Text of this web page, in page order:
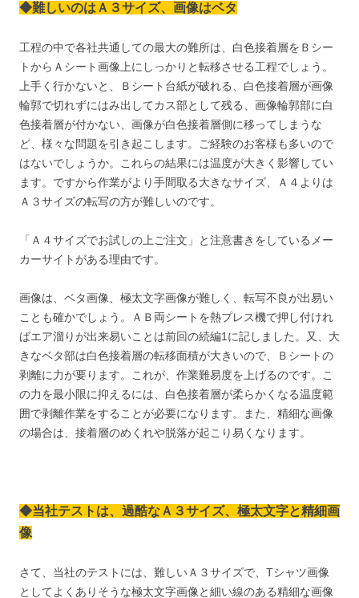
◆難しいのはＡ３サイズ、画像はベタ
工程の中で各社共通しての最大の難所は、白色接着層をＢシー
トからＡシート画像上にしっかりと転移させる工程でしょう。
上手く行かないと、Ｂシート台紙が破れる、白色接着層が画像
輪郭で切れずにはみ出してカス部として残る、画像輪郭部に白
色接着層が付かない、画像が白色接着層側に移ってしまうな
ど、様々な問題を引き起こします。ご経験のお客様も多いので
はないでしょうか。これらの結果には温度が大きく影響してい
ます。ですから作業がより手間取る大きなサイズ、Ａ４よりは
Ａ３サイズの転写の方が難しいのです。
「Ａ４サイズでお試しの上ご注文」と注意書きをしているメー
カーサイトがある理由です。
画像は、ベタ画像、極太文字画像が難しく、転写不良が出易い
ことも確かでしょう。ＡＢ両シートを熱プレス機で押し付けれ
ばエア溜りが出来易いことは前回の続編1に記しました。又、大
きなベタ部は白色接着層の転移面積が大きいので、Ｂシートの
剥離に力が要ります。これが、作業難易度を上げるのです。こ
の力を最小限に抑えるには、白色接着層が柔らかくなる温度範
囲で剥離作業をすることが必要になります。また、精細な画像
の場合は、接着層のめくれや脱落が起こり易くなります。
◆当社テストは、過酷なＡ３サイズ、極太文字と精細画
像
さて、当社のテストには、難しいＡ３サイズで、Tシャツ画像
としてよくありそうな極太文字画像と細い線のある精細な画像